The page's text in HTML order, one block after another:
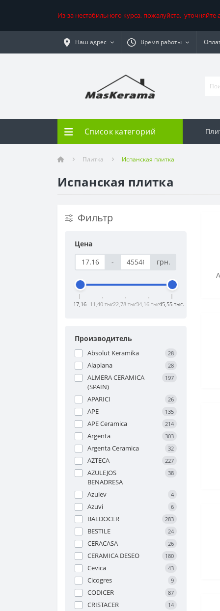
Из-за нестабильного курса, пожалуйста,
Наш адрес Время работы
Список категорий
Плитка Испанская плитка
Испанская плитка
Фильтр
Цена
-
грн.
17,16 11,40 тыс.22,78 тыс.34,16 тыс.45,55 тыс.
Производитель
Absolut Keramika 28
Alaplana 28
ALMERA CERAMICA
(SPAIN)
197
APARICI 26
APE 135
APE Ceramica 214
Argenta 303
Argenta Ceramica 32
AZTECA 227
AZULEJOS
BENADRESA
38
Azulev 4
Azuvi 6
BALDOCER 283
BESTILE 24
CERACASA 26
CERAMICA DESEO 180
Cevica 43
Cicogres 9
CODICER 87
CRISTACER 14